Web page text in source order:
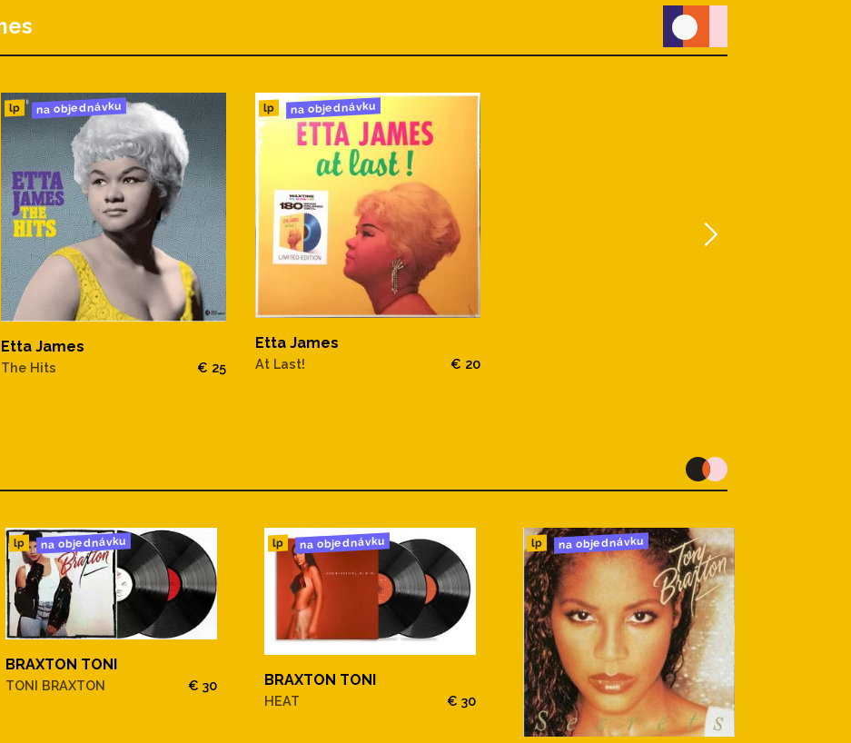
lp na objednávku
Etta James
The Hits € 25
lp na objednávku
Etta James
At Last! € 20
lp na objednávku
BRAXTON TONI
TONI BRAXTON € 30
lp na objednávku
BRAXTON TONI
HEAT € 30
lp na objednávku